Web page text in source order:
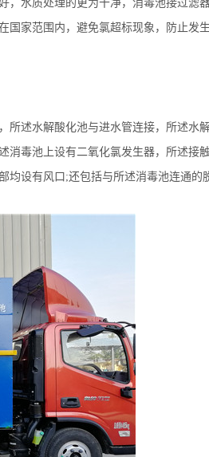
，水质处理的更为干净，消毒池接过滤
国家范围内，避免氯超标现象，防止发
所述水解酸化池与进水管连接，所述水
消毒池上设有二氧化氯发生器，所述接
均设有风口 ;还包括与所述消毒池连通的